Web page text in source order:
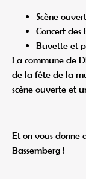
Scène
Concert des
Buvette et
La commune de
de la fête de la
scène ouverte et
Et on vous donne
Bassemberg !